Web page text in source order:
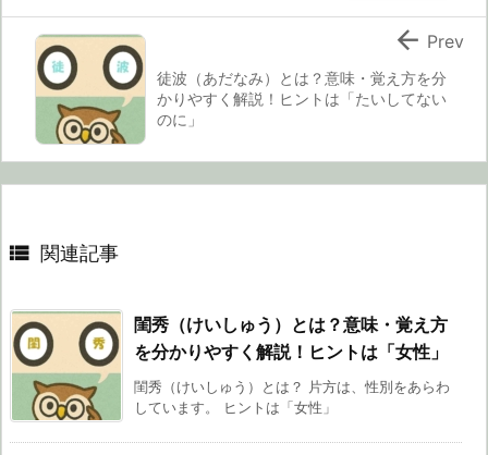
徒波（あだなみ）とは？意味・覚え方を分
かりやすく解説！ヒントは「たいしてない
のに」
 Prev
 関連記事
閨秀（けいしゅう）とは？意味・覚え方
を分かりやすく解説！ヒントは「女性」
閨秀（けいしゅう）とは？ 片方は、性別をあらわ
しています。 ヒントは「女性」